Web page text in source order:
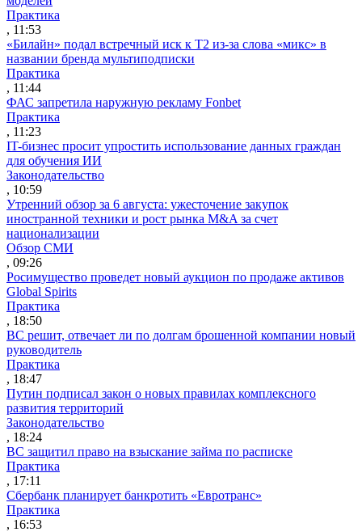
Практика
, 11:53
«Билайн» подал встречный иск к Т2 из-за слова «микс» в
названии бренда мультиподписки
Практика
, 11:44
ФАС запретила наружную рекламу Fonbet
Практика
, 11:23
IT-бизнес просит упростить использование данных граждан
для обучения ИИ
Законодательство
, 10:59
Утренний обзор за 6 августа: ужесточение закупок
иностранной техники и рост рынка M&A за счет
национализации
Обзор СМИ
, 09:26
Росимущество проведет новый аукцион по продаже активов
Global Spirits
Практика
, 18:50
ВС решит, отвечает ли по долгам брошенной компании новый
руководитель
Практика
, 18:47
Путин подписал закон о новых правилах комплексного
развития территорий
Законодательство
, 18:24
ВС защитил право на взыскание займа по расписке
Практика
, 17:11
Сбербанк планирует банкротить «Евротранс»
Практика
, 16:53